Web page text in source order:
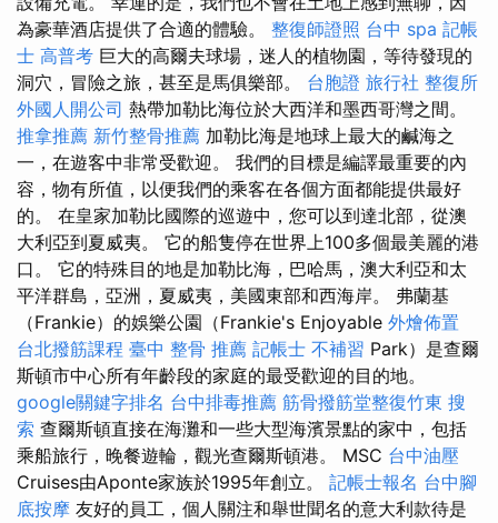
為豪華酒店提供了合適的體驗。 整復師證照 台中 spa 記帳
士 高普考 巨大的高爾夫球場，迷人的植物園，等待發現的
洞穴，冒險之旅，甚至是馬俱樂部。 台胞證 旅行社 整復所
外國人開公司 熱帶加勒比海位於大西洋和墨西哥灣之間。
推拿推薦 新竹整骨推薦 加勒比海是地球上最大的鹹海之
一，在遊客中非常受歡迎。 我們的目標是編譯最重要的內
容，物有所值，以便我們的乘客在各個方面都能提供最好
的。 在皇家加勒比國際的巡遊中，您可以到達北部，從澳
大利亞到夏威夷。 它的船隻停在世界上100多個最美麗的港
口。 它的特殊目的地是加勒比海，巴哈馬，澳大利亞和太
平洋群島，亞洲，夏威夷，美國東部和西海岸。 弗蘭基
（Frankie）的娛樂公園（Frankie's Enjoyable 外燴佈置
台北撥筋課程 臺中 整骨 推薦 記帳士 不補習 Park）是查爾
斯頓市中心所有年齡段的家庭的最受歡迎的目的地。
google關鍵字排名 台中排毒推薦 筋骨撥筋堂整復竹東 搜
索 查爾斯頓直接在海灘和一些大型海濱景點的家中，包括
乘船旅行，晚餐遊輪，觀光查爾斯頓港。 MSC 台中油壓
Cruises由Aponte家族於1995年創立。 記帳士報名 台中腳
底按摩 友好的員工，個人關注和舉世聞名的意大利款待是